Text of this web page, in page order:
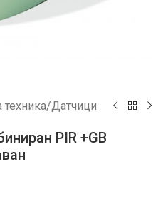
техника/Датчици
PIR +GB